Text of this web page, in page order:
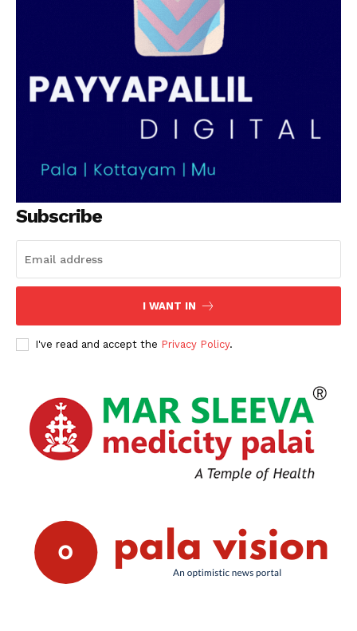
Subscribe
I WANT IN
I've read and accept the Privacy Policy.